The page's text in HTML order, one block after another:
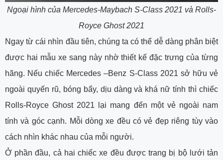
Ngoại hình của Mercedes-Maybach S-Class 2021 và Rolls-
Royce Ghost 2021
Ngay từ cái nhìn đầu tiên, chúng ta có thể dễ dàng phân biệt
được hai mẫu xe sang này nhờ thiết kế đặc trưng của từng
hãng. Nếu chiếc Mercedes –Benz S-Class 2021 sở hữu vẻ
ngoài quyến rũ, bóng bẩy, dịu dàng và khá nữ tính thì chiếc
Rolls-Royce Ghost 2021 lại mang đến một vẻ ngoài nam
tính và góc cạnh. Mỗi dòng xe đều có vẻ đẹp riêng tùy vào
cách nhìn khác nhau của mỗi người.
Ở phần đầu, cả hai chiếc xe đều được trang bị bộ lưới tản